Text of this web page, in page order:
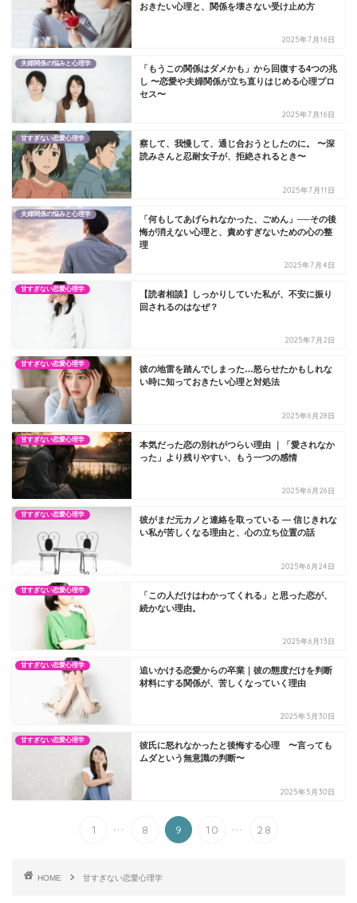
おきたい心理と、関係を壊さない受け止め方
2025年7月16日
夫婦関係の悩みと心理学
「もうこの関係はダメかも」から回復する4つの兆
し 〜恋愛や夫婦関係が立ち直りはじめる心理プロ
セス〜
2025年7月16日
甘すぎない恋愛心理学
察して、我慢して、通じ合おうとしたのに。 〜深
読みさんと忍耐女子が、拒絶されるとき〜
2025年7月11日
夫婦関係の悩みと心理学
「何もしてあげられなかった、ごめん」──その後
悔が消えない心理と、責めすぎないための心の整
理
2025年7月4日
甘すぎない恋愛心理学
【読者相談】しっかりしていた私が、不安に振り
回されるのはなぜ？
2025年7月2日
甘すぎない恋愛心理学
彼の地雷を踏んでしまった…怒らせたかもしれな
い時に知っておきたい心理と対処法
2025年6月28日
甘すぎない恋愛心理学
本気だった恋の別れがつらい理由 ｜「愛されなか
った」より残りやすい、もう一つの感情
2025年6月26日
甘すぎない恋愛心理学
彼がまだ元カノと連絡を取っている ― 信じきれな
い私が苦しくなる理由と、心の立ち位置の話
2025年6月24日
甘すぎない恋愛心理学
「この人だけはわかってくれる」と思った恋が、
続かない理由。
2025年6月13日
甘すぎない恋愛心理学
追いかける恋愛からの卒業｜彼の態度だけを判断
材料にする関係が、苦しくなっていく理由
2025年5月30日
甘すぎない恋愛心理学
彼氏に怒れなかったと後悔する心理 〜言っても
ムダという無意識の判断〜
2025年5月30日
1 ... 8 9 10 ... 28
HOME 甘すぎない恋愛心理学